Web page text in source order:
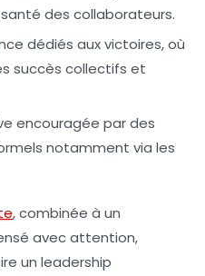
des collaborateurs.
dédiés aux victoires, où
succès collectifs et
encouragée par des
notamment via les
, combinée à un
avec attention,
un leadership